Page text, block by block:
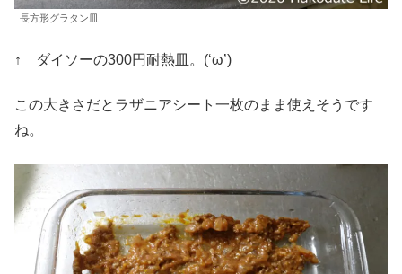
長方形グラタン皿
↑ ダイソーの300円耐熱皿。(‘ω’)
この大きさだとラザニアシート一枚のまま使えそうです
ね。